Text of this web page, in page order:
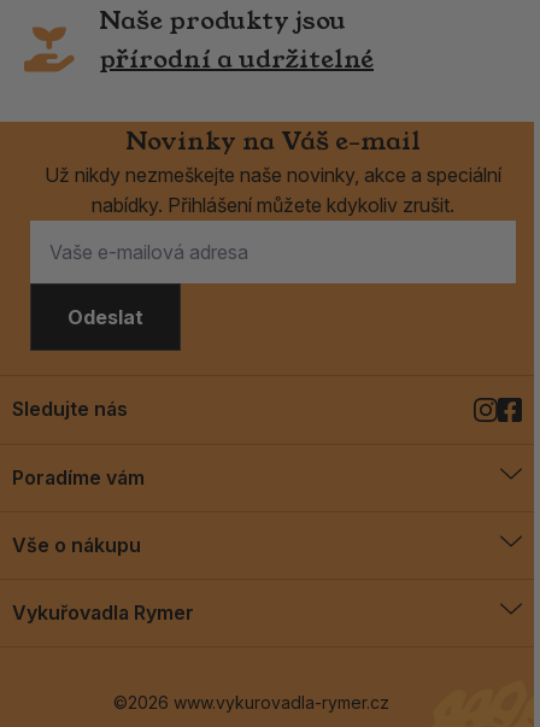
Naše produkty jsou
přírodní a udržitelné
Novinky na Váš e-mail
Už nikdy nezmeškejte naše novinky, akce a speciální
nabídky. Přihlášení můžete kdykoliv zrušit.
Odeslat
Poradíme vám
Blog
Vše o nákupu
Vykuřovadla Rymer
Sledujte nás
©2026 www.vykurovadla-rymer.cz